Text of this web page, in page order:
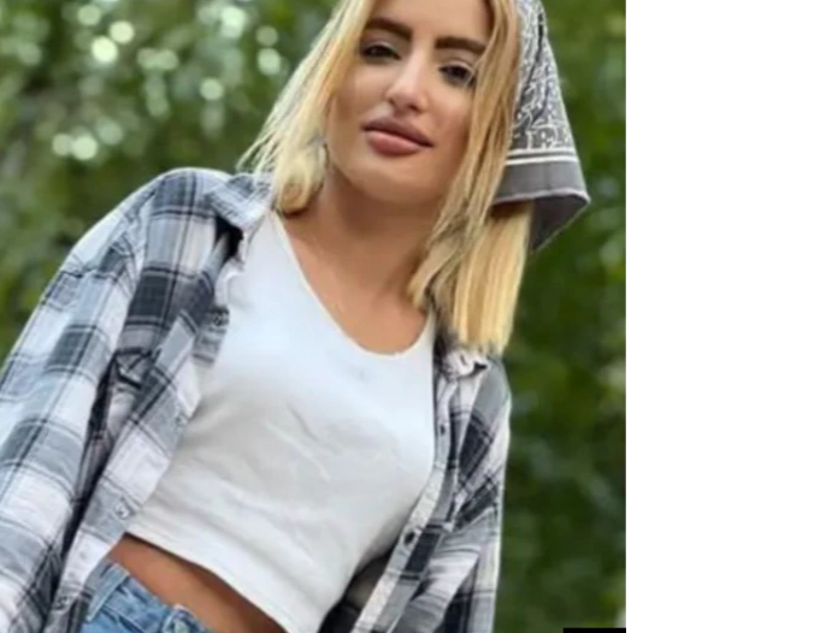
انتخابات ریاست جمهوری آمریکا ۲۰۲۴
حمله جمهوری اسلامی به اسرائیل
اعتراضات زن، زندگی، آزادی
مجموعه مستندهای دادخواهی
چهل سال گروگان‌گیری
قانون شفافیت دارائی کادر رهبری ایران
همایش محافظه‌کاران آمریکا «سی‌پک»